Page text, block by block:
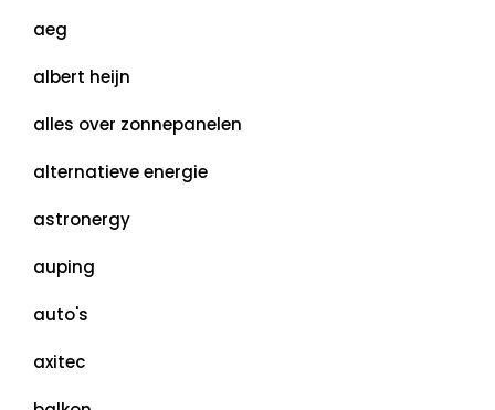
aeg
albert heijn
alles over zonnepanelen
alternatieve energie
astronergy
auping
auto's
axitec